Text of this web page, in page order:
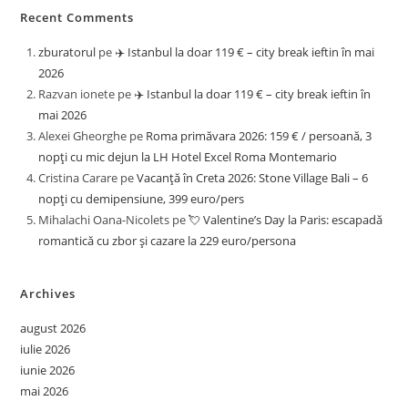
Recent Comments
zburatorul pe ✈️ Istanbul la doar 119 € – city break ieftin în mai
2026
Razvan ionete pe ✈️ Istanbul la doar 119 € – city break ieftin în
mai 2026
Alexei Gheorghe pe Roma primăvara 2026: 159 € / persoană, 3
nopți cu mic dejun la LH Hotel Excel Roma Montemario
Cristina Carare peVacanță în Creta 2026: Stone Village Bali – 6
nopți cu demipensiune, 399 euro/pers
Mihalachi Oana-Nicolets pe💘 Valentine’s Day la Paris: escapadă
romantică cu zbor și cazare la 229 euro/persona
Archives
august 2026
iulie 2026
iunie 2026
mai 2026